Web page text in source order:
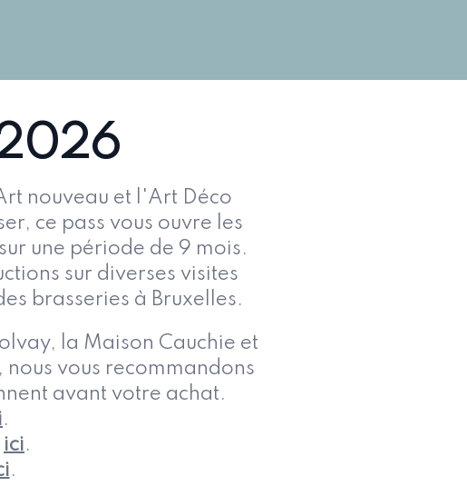
nouveau et l'Art Déco
ce pass vous ouvre les
une période de 9 mois.
sur diverses visites
brasseries à Bruxelles.
la Maison Cauchie et
nous vous recommandons
avant votre achat.
.
ici.
.